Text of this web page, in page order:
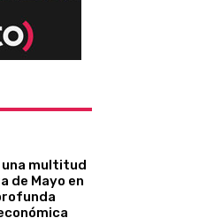
una multitud
de Mayo en